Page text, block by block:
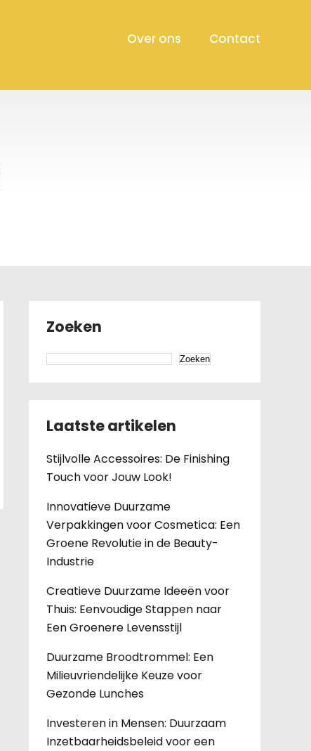
Over ons Contact
Zoeken
Zoeken
Laatste artikelen
Stijlvolle Accessoires: De Finishing
Touch voor Jouw Look!
Innovatieve Duurzame
Verpakkingen voor Cosmetica: Een
Groene Revolutie in de Beauty-
Industrie
Creatieve Duurzame Ideeën voor
Thuis: Eenvoudige Stappen naar
Een Groenere Levensstijl
Duurzame Broodtrommel: Een
Milieuvriendelijke Keuze voor
Gezonde Lunches
Investeren in Mensen: Duurzaam
Inzetbaarheidsbeleid voor een